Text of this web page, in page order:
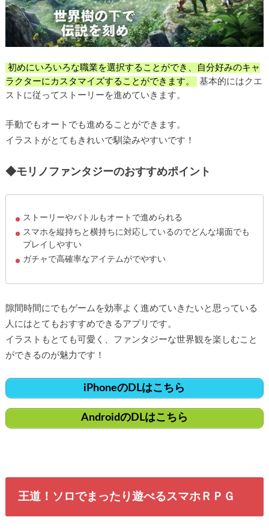
初めにいろいろな職業を選択することができ、自分好みのキャ
ラクターにカスタマイズすることができます。
基本的にはクエ
ストに従ってストーリーを進めていきます。
手動でもオートでも進めることができます。
イラストがとてもきれいで馴染みやすいです！
◆モリノファンタジーのおすすめポイント
ストーリーやバトルもオートで進められる
スマホを縦持ちと横持ちに対応しているのでどんな場面でも
プレイしやすい
ガチャで高確率なアイテムがでやすい
隙間時間にでもゲームを効率よく進めていきたいと思っている
人にはとてもおすすめできるアプリです。
イラストもとても可愛く、ファンタジーな世界観を楽しむこと
ができるのが魅力です！
iPhoneのDLはこちら
AndroidのDLはこちら
王道！ソロでまったり遊べるスマホＲＰＧ